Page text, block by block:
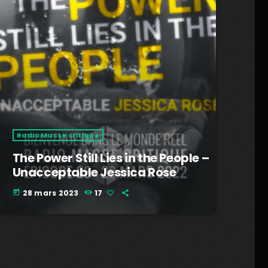
Radio Masse critique
The Power Still Lies in the People –
Unacceptable Jessica Rose
today 28 mars 2023 17